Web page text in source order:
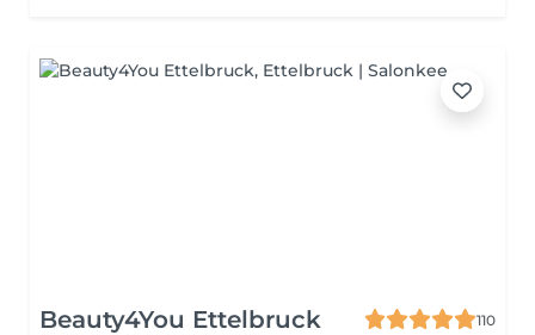
Beauty4You Ettelbruck
110